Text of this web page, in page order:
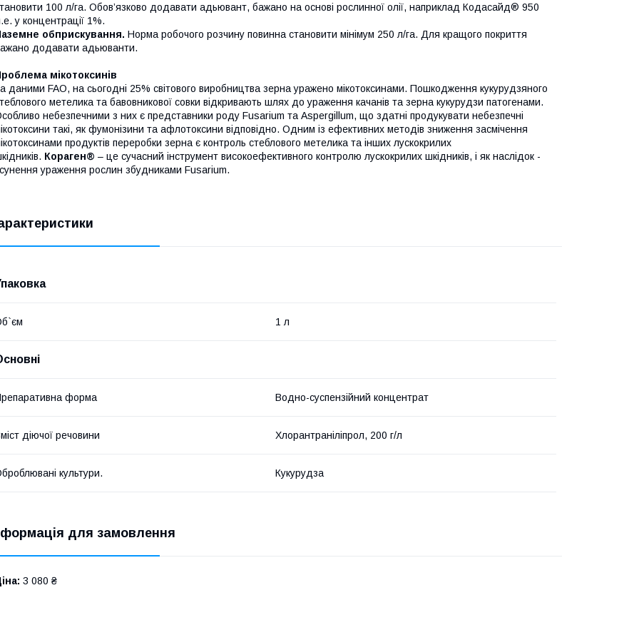
100 л/га. Обов’язково додавати адьювант, бажано на основі рослинної олії, наприклад Кодасайд® 950
у концентрації 1%.
обприскування. Норма робочого розчину повинна становити мінімум 250 л/га. Для кращого покриття
додавати адьюванти.
мікотоксинів
даними FAO, на сьогодні 25% світового виробництва зерна уражено мікотоксинами. Пошкодження кукурудзяного
метелика та бавовникової совки відкривають шлях до ураження качанів та зерна кукурудзи патогенами.
небезпечними з них є представники роду Fusarium та Aspergillum, що здатні продукувати небезпечні
такі, як фумонізини та афлотоксини відповідно. Одним із ефективних методів зниження засмічення
продуктів переробки зерна є контроль стеблового метелика та інших лускокрилих
Кораген® – це сучасний інструмент високоефективного контролю лускокрилих шкідників, і як наслідок -
ураження рослин збудниками Fusarium.
1 л
форма Водно-суспензійний концентрат
діючої речовини Хлорантраніліпрол, 200 г/л
культури. Кукурудза
для замовлення
3 080 ₴